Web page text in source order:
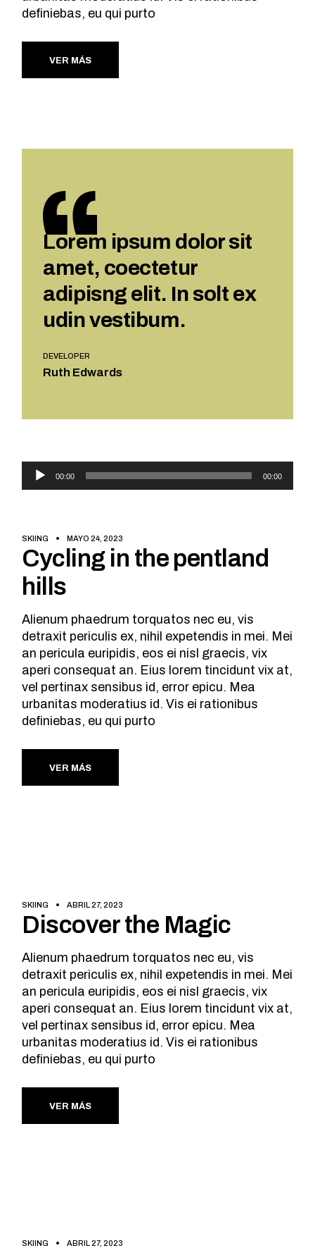
definiebas, eu qui purto
VER MÁS
Lorem ipsum dolor sit
amet, coectetur
adipisng elit. In solt ex
udin vestibum.
DEVELOPER
Ruth Edwards
Reproductor
00:00 00:00
SKIING MAYO 24, 2023
Cycling in the pentland
hills
Alienum phaedrum torquatos nec eu, vis
detraxit periculis ex, nihil expetendis in mei. Mei
an pericula euripidis, eos ei nisl graecis, vix
aperi consequat an. Eius lorem tincidunt vix at,
vel pertinax sensibus id, error epicu. Mea
urbanitas moderatius id. Vis ei rationibus
definiebas, eu qui purto
VER MÁS
SKIING ABRIL 27, 2023
Discover the Magic
Alienum phaedrum torquatos nec eu, vis
detraxit periculis ex, nihil expetendis in mei. Mei
an pericula euripidis, eos ei nisl graecis, vix
aperi consequat an. Eius lorem tincidunt vix at,
vel pertinax sensibus id, error epicu. Mea
urbanitas moderatius id. Vis ei rationibus
definiebas, eu qui purto
VER MÁS
SKIING ABRIL 27, 2023